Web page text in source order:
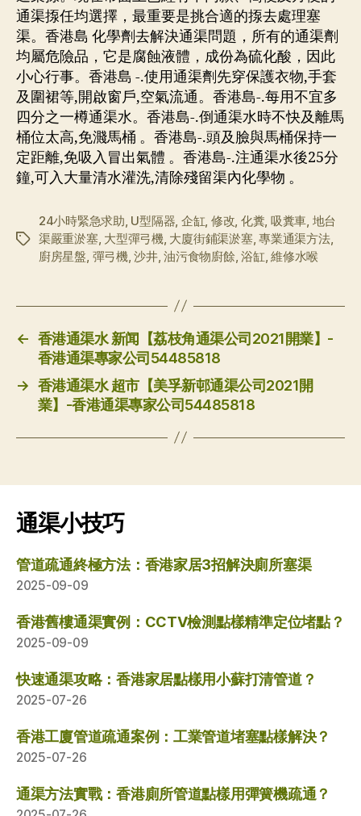
通渠揼任均選擇，最重要是挑合適的揼去處理塞
渠。香港島 化學劑去解決通渠問題，所有的通渠劑
均屬危險品，它是腐蝕液體，成份為硫化酸，因此
小心行事。香港島 -.使用通渠劑先穿保護衣物,手套
及圍裙等,開啟窗戶,空氣流通。香港島-.每用不宜多
四分之一樽通渠水。香港島-.倒通渠水時不快及離馬
桶位太高,免濺馬桶 。香港島-.頭及臉與馬桶保持一
定距離,免吸入冒出氣體 。香港島-.注通渠水後25分
鐘,可入大量清水灌洗,清除殘留渠內化學物 。
标
24小時緊急求助 U型隔器 企缸 修改 化糞 吸糞車 地台
渠嚴重淤塞, 大型彈弓機, 大廈街鋪渠淤塞,專業通渠方法,
廚房星盤 彈弓機,沙井,油污食物廚餘 ,浴缸 ,維修水喉
← 香港通渠水 新闻【荔枝角通渠公司2021開業】-
香港通渠專家公司54485818
→ 香港通渠水 超市【美孚新邨通渠公司2021開
業】-香港通渠專家公司54485818
通渠小技巧
管道疏通終極方法：香港家居3招解決廁所塞渠
2025-09-09
香港舊樓通渠實例：CCTV檢測點樣精準定位堵點？
2025-09-09
快速通渠攻略：香港家居點樣用小蘇打清管道？
2025-07-26
香港工廈管道疏通案例：工業管道堵塞點樣解決？
2025-07-26
通渠方法實戰：香港廁所管道點樣用彈簧機疏通？